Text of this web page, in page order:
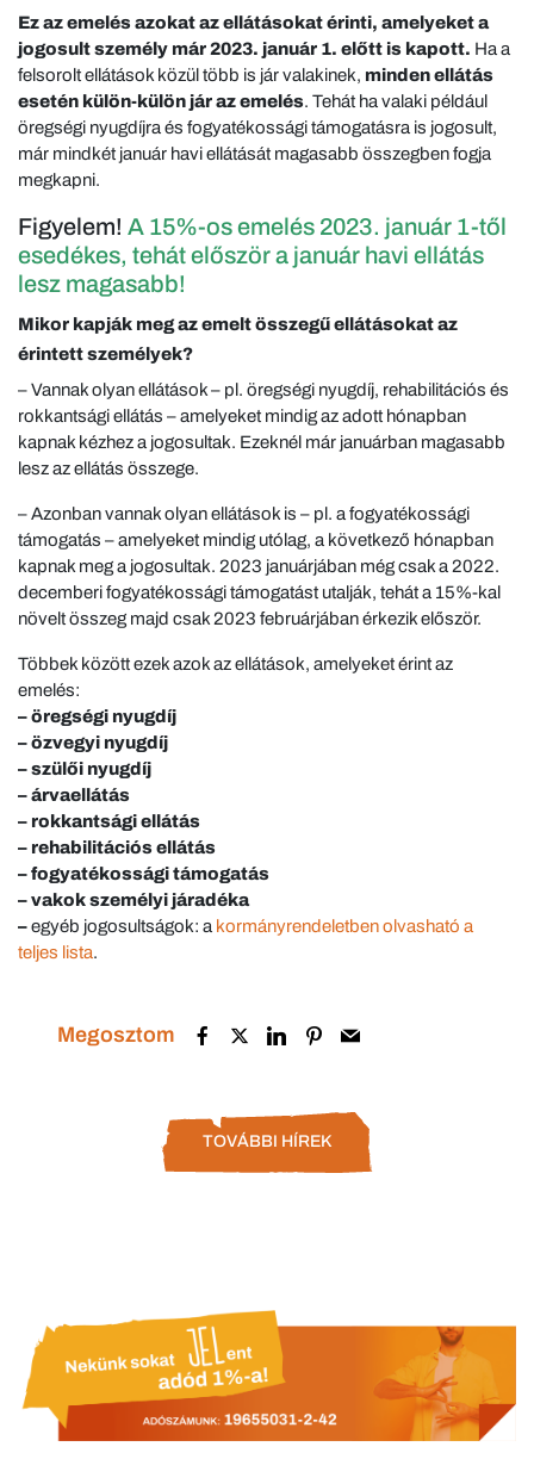
Ez az emelés azokat az ellátásokat érinti, amelyeket a
jogosult személy már 2023. január 1. előtt is kapott. Ha a
felsorolt ellátások közül több is jár valakinek, minden ellátás
esetén külön-külön jár az emelés. Tehát ha valaki például
öregségi nyugdíjra és fogyatékossági támogatásra is jogosult,
már mindkét január havi ellátását magasabb összegben fogja
megkapni.
Figyelem! A 15%-os emelés 2023. január 1-től
esedékes, tehát először a január havi ellátás
lesz magasabb!
Mikor kapják meg az emelt összegű ellátásokat az
érintett személyek?
– Vannak olyan ellátások – pl. öregségi nyugdíj, rehabilitációs és
rokkantsági ellátás – amelyeket mindig az adott hónapban
kapnak kézhez a jogosultak. Ezeknél már januárban magasabb
lesz az ellátás összege.
– Azonban vannak olyan ellátások is – pl. a fogyatékossági
támogatás – amelyeket mindig utólag, a következő hónapban
kapnak meg a jogosultak. 2023 januárjában még csak a 2022.
decemberi fogyatékossági támogatást utalják, tehát a 15%-kal
növelt összeg majd csak 2023 februárjában érkezik először.
Többek között ezek azok az ellátások, amelyeket érint az
emelés:
– öregségi nyugdíj
– özvegyi nyugdíj
–szülői nyugdíj
–árvaellátás
– rokkantsági ellátás
– rehabilitációs ellátás
–fogyatékossági támogatás
–vakok személyi járadéka
–egyéb jogosultságok: a kormányrendeletben olvasható a
teljes lista.
Megosztom
TOVÁBBI HÍREK